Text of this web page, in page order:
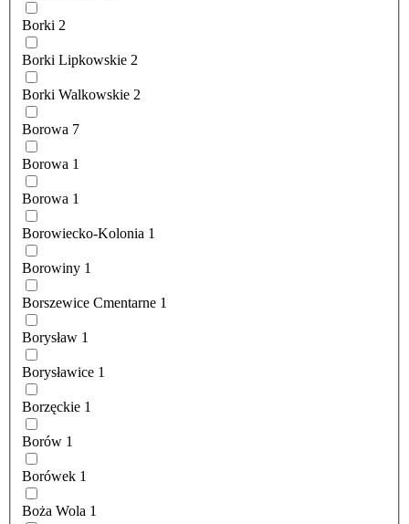
Borki 2
Borki Lipkowskie 2
Borki Walkowskie 2
Borowa 7
Borowa 1
Borowa 1
Borowiecko-Kolonia 1
Borowiny 1
Borszewice Cmentarne 1
Borysław 1
Borysławice 1
Borzęckie 1
Borów 1
Borówek 1
Boża Wola 1